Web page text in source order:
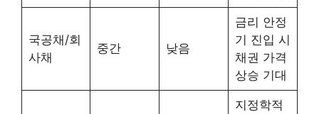
국공채/회
사채
중간 낮음
금리 안정
기 진입 시
채권 가격
상승 기대
지정학적